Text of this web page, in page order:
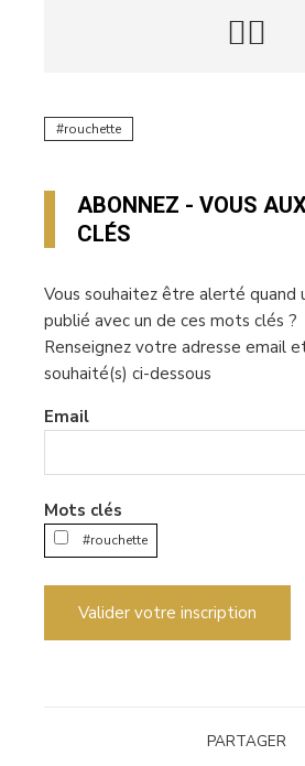
rouchette
ABONNEZ - VOUS
CLÉS
Vous souhaitez être alerté quand
publié avec un de ces mots clés ?
Renseignez votre adresse email
souhaité(s) ci-dessous
Email
Mots clés
#rouchette
Valider votre inscription
PARTAGER